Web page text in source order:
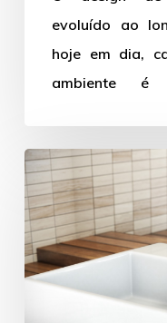
banheiro
evoluído ao
hoje em dia,
ambiente é
Cubas
para
banheiro:
como
escolher?